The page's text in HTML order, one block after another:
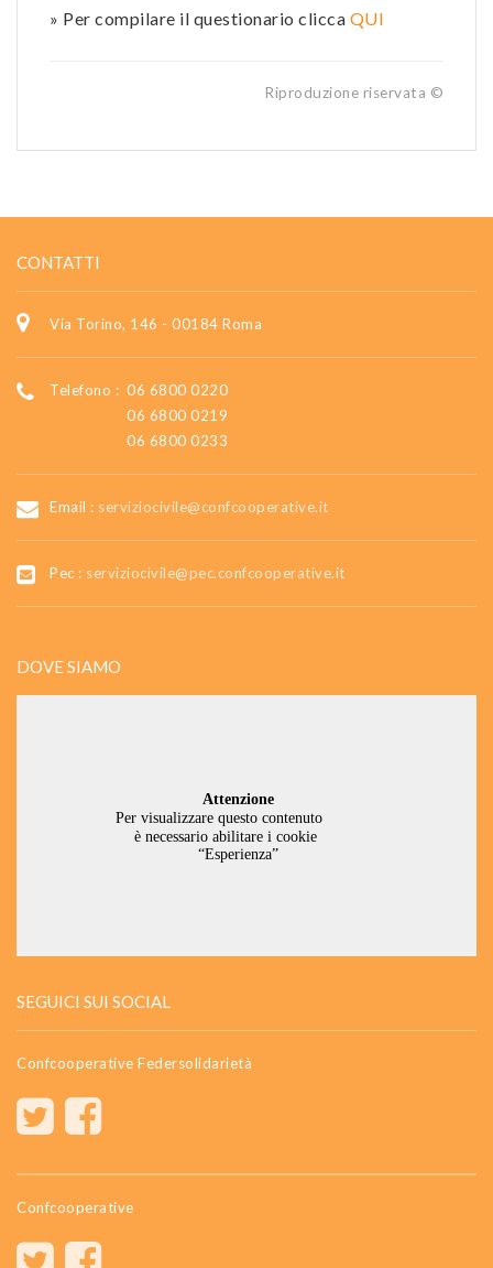
» Per compilare il questionario clicca QUI
Riproduzione riservata ©
CONTATTI
Via Torino, 146 - 00184 Roma
Telefono : 06 6800 0220
06 6800 0219
06 6800 0233
Email : serviziocivile@confcooperative.it
Pec : serviziocivile@pec.confcooperative.it
DOVE SIAMO
SEGUICI SUI SOCIAL
Confcooperative Federsolidarietà
Confcooperative